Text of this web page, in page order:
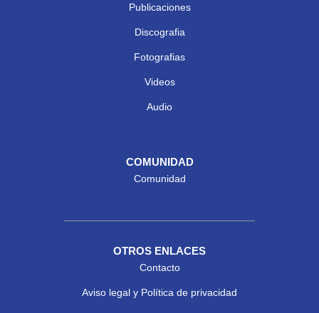
Publicaciones
Discografia
Fotografias
Videos
Audio
COMUNIDAD
Comunidad
OTROS ENLACES
Contacto
Aviso legal y Política de privacidad